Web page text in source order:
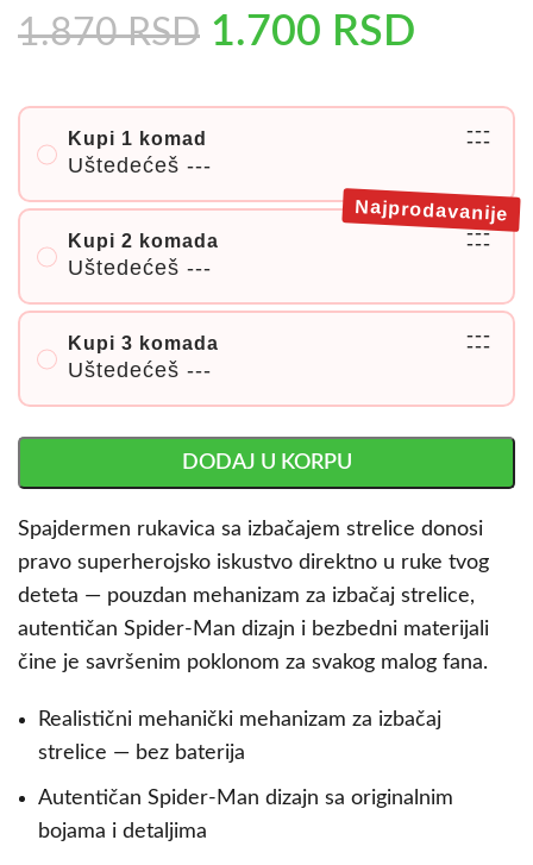
1.870RSD 1.700 RSD
Kupi 1 komad
Uštedećeš ---
---
---
Kupi 2 komada
Uštedećeš ---
---
---
Najprodavanije
Kupi 3 komada
Uštedećeš ---
---
---
DODAJ U KORPU
Spajdermen rukavica sa izbačajem strelice donosi
pravo superherojsko iskustvo direktno u ruke tvog
deteta — pouzdan mehanizam za izbačaj strelice,
autentičan Spider-Man dizajn i bezbedni materijali
čine je savršenim poklonom za svakog malog fana.
Realistični mehanički mehanizam za izbačaj
strelice — bez baterija
Autentičan Spider-Man dizajn sa originalnim
bojama i detaljima